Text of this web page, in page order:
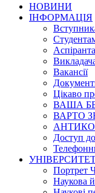
НОВИНИ
ІНФОРМАЦІЯ
Вакансії
Цікаво
ВАША
ВАРТО
Доступ
Портрет
Наукова й